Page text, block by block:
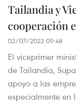
Tailandia y
cooperación
02/07/2022 09:48
El viceprimer
de Tailandia,
apoyo a las
especialmente